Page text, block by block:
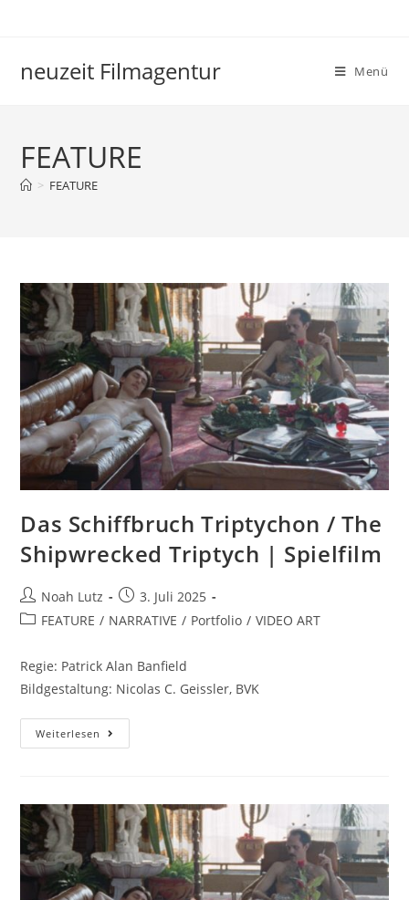
neuzeit Filmagentur Menü
FEATURE
> FEATURE
Das Schiffbruch Triptychon / The
Shipwrecked Triptych | Spielfilm
Noah Lutz
3. Juli 2025
FEATURE / NARRATIVE / Portfolio / VIDEO ART
Regie: Patrick Alan Banfield
Bildgestaltung: Nicolas C. Geissler, BVK
Weiterlesen